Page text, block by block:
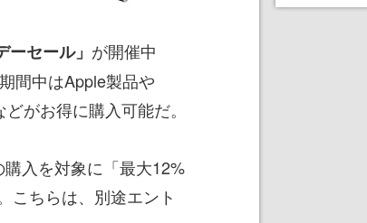
セール」 が開催中
間中はApple製品や
がお得に購入可能だ。
入を対象に「最大12%
こちらは、別途エント